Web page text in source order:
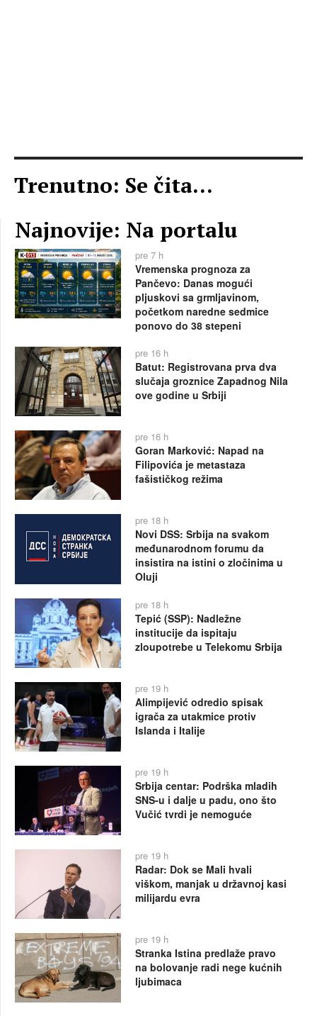
Trenutno: Se čita...
Najnovije: Na portalu
pre 7 h
Vremenska prognoza za
Pančevo: Danas mogući
pljuskovi sa grmljavinom,
početkom naredne sedmice
ponovo do 38 stepeni
pre 16 h
Batut: Registrovana prva dva
slučaja groznice Zapadnog Nila
ove godine u Srbiji
pre 16 h
Goran Marković: Napad na
Filipovića je metastaza
fašističkog režima
pre 18 h
Novi DSS: Srbija na svakom
međunarodnom forumu da
insistira na istini o zločinima u
Oluji
pre 18 h
Tepić (SSP): Nadležne
institucije da ispitaju
zloupotrebe u Telekomu Srbija
pre 19 h
Alimpijević odredio spisak
igrača za utakmice protiv
Islanda i Italije
pre 19 h
Srbija centar: Podrška mladih
SNS-u i dalje u padu, ono što
Vučić tvrdi je nemoguće
pre 19 h
Radar: Dok se Mali hvali
viškom, manjak u državnoj kasi
milijardu evra
pre 19 h
Stranka Istina predlaže pravo
na bolovanje radi nege kućnih
ljubimaca